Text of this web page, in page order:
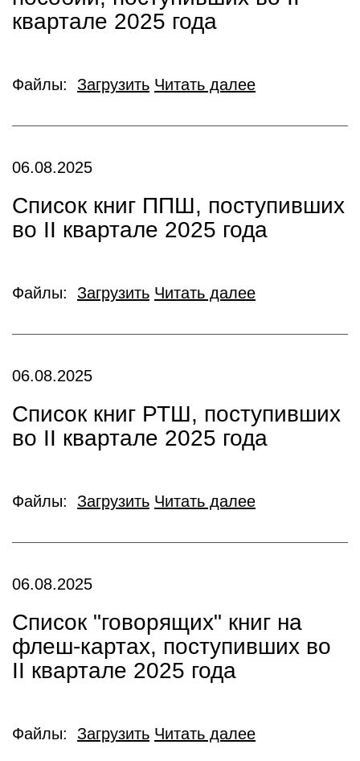
квартале 2025 года
Файлы: Загрузить Читать далее
06.08.2025
Список книг ППШ, поступивших
во II квартале 2025 года
Файлы: Загрузить Читать далее
06.08.2025
Список книг РТШ, поступивших
во II квартале 2025 года
Файлы: Загрузить Читать далее
06.08.2025
Список "говорящих" книг на
флеш-картах, поступивших во
II квартале 2025 года
Файлы: Загрузить Читать далее